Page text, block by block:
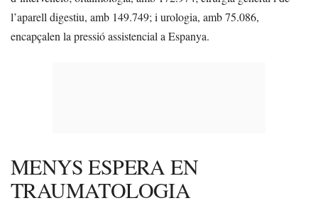
l’aparell digestiu, amb 149.749; i urologia, amb 75.086,
encapçalen la pressió assistencial a Espanya.
MENYS ESPERA EN
TRAUMATOLOGIA